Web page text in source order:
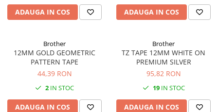
SSD-uri externe
Card reader
Placi captura
Adaptoare PCI / PCIe
Camere IP
ADAUGA IN COS ADAUGA IN COS
Brother
12MM GOLD GEOMETRIC
PATTERN TAPE
44,39 RON
2 IN STOC
ADAUGA IN COS
Brother
TZ TAPE 12MM WHITE ON
PREMIUM SILVER
95,82 RON
19IN STOC
ADAUGA IN COS